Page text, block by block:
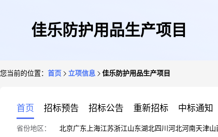
佳乐防护用品生产项目
您当前的位置： 首页 立项信息 佳乐防护用品生产项目
首页 招标预告 招标公告 重新招标 中标通知
省份地区： 北京广东 上海江苏浙江山东湖北四川 河北河南天津山